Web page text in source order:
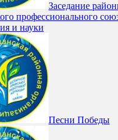
Заседание
профессионального
и науки
Песни Победы